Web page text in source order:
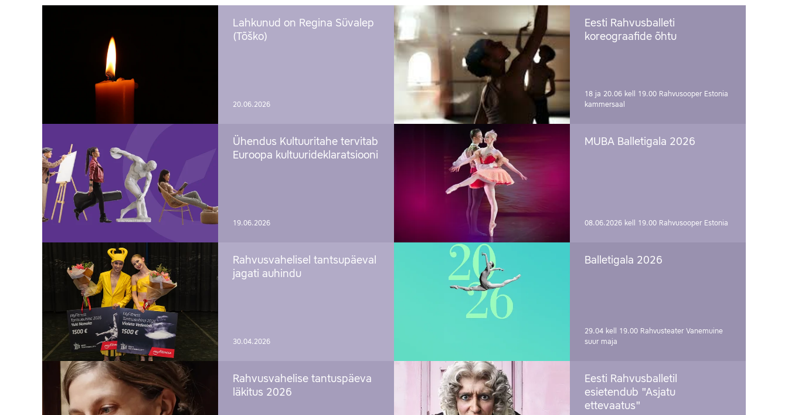
Lahkunud on Regina Süvalep
(Tõško)
20.06.2026
Ühendus Kultuuritahe tervitab
Euroopa kultuurideklaratsiooni
19.06.2026
Rahvusvahelisel tantsupäeval
jagati auhindu
30.04.2026
Rahvusvahelise tantuspäeva
läkitus 2026
Eesti Rahvusballeti
koreograafide õhtu
18 ja 20.06 kell 19.00 Rahvusooper Estonia
kammersaal
MUBA Balletigala 2026
08.06.2026 kell 19.00 Rahvusooper Estonia
Balletigala 2026
29.04 kell 19.00 Rahvusteater Vanemuine
suur maja
Eesti Rahvusballetil
esietendub "Asjatu
ettevaatus"